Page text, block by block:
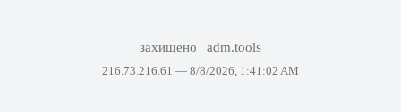
захищено adm.tools
216.73.216.61 — 8/8/2026, 1:41:02 AM